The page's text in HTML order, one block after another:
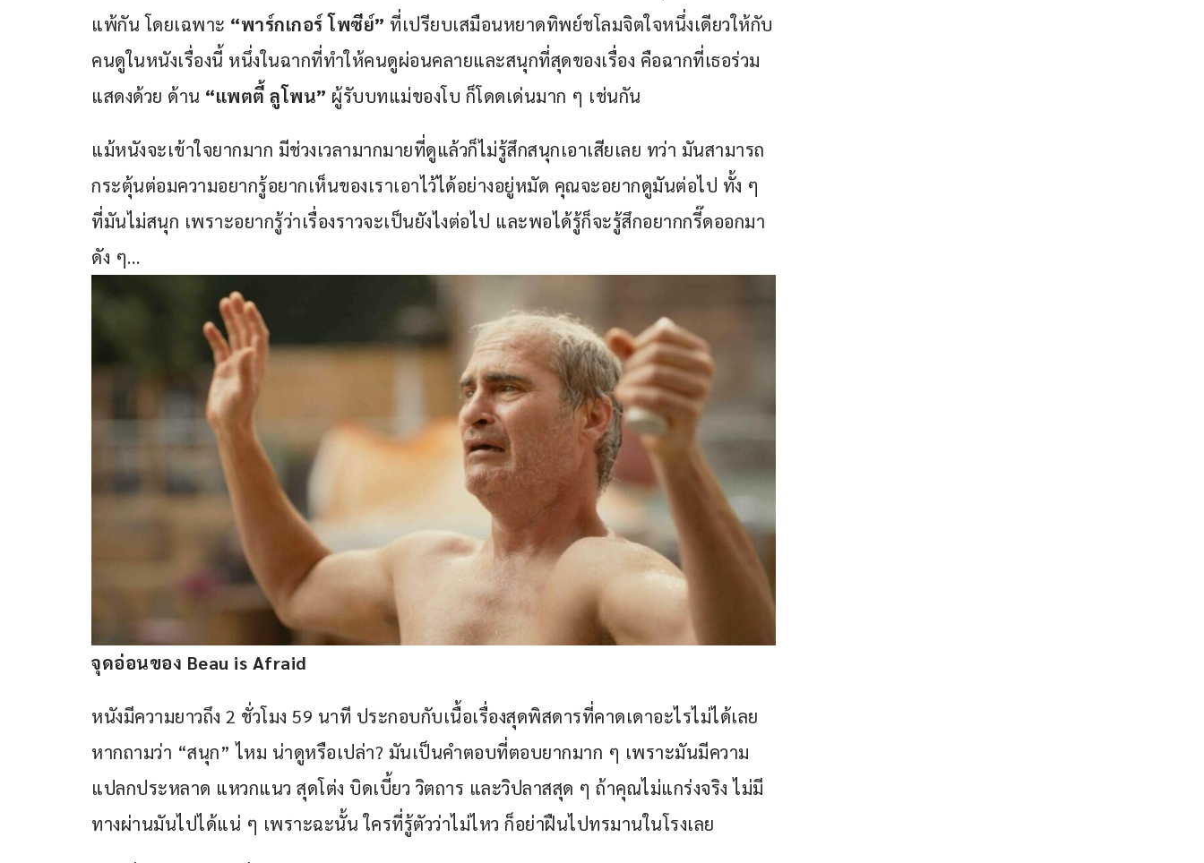
แพ้กัน โดยเฉพาะ “พาร์กเกอร์ โพซีย์” ที่เปรียบเสมือนหยาดทิพย์ชโลมจิตใจหนึ่งเดียวให้กับ
คนดูในหนังเรื่องนี้ หนึ่งในฉากที่ทำให้คนดูผ่อนคลายและสนุกที่สุดของเรื่อง คือฉากที่เธอร่วม
แสดงด้วย ด้าน “แพตตี้ ลูโพน” ผู้รับบทแม่ของโบ ก็โดดเด่นมาก ๆ เช่นกัน
แม้หนังจะเข้าใจยากมาก มีช่วงเวลามากมายที่ดูแล้วก็ไม่รู้สึกสนุกเอาเสียเลย ทว่า มันสามารถ
กระตุ้นต่อมความอยากรู้อยากเห็นของเราเอาไว้ได้อย่างอยู่หมัด คุณจะอยากดูมันต่อไป ทั้ง ๆ
ที่มันไม่สนุก เพราะอยากรู้ว่าเรื่องราวจะเป็นยังไงต่อไป และพอได้รู้ก็จะรู้สึกอยากกรี๊ดออกมา
ดัง ๆ…
จุดอ่อนของ Beau is Afraid
หนังมีความยาวถึง 2 ชั่วโมง 59 นาที ประกอบกับเนื้อเรื่องสุดพิสดารที่คาดเดาอะไรไม่ได้เลย
หากถามว่า “สนุก” ไหม น่าดูหรือเปล่า? มันเป็นคำตอบที่ตอบยากมาก ๆ เพราะมันมีความ
แปลกประหลาด แหวกแนว สุดโต่ง บิดเบี้ยว วิตถาร และวิปลาสสุด ๆ ถ้าคุณไม่แกร่งจริง ไม่มี
ทางผ่านมันไปได้แน่ ๆ เพราะฉะนั้น ใครที่รู้ตัวว่าไม่ไหว ก็อย่าฝืนไปทรมานในโรงเลย